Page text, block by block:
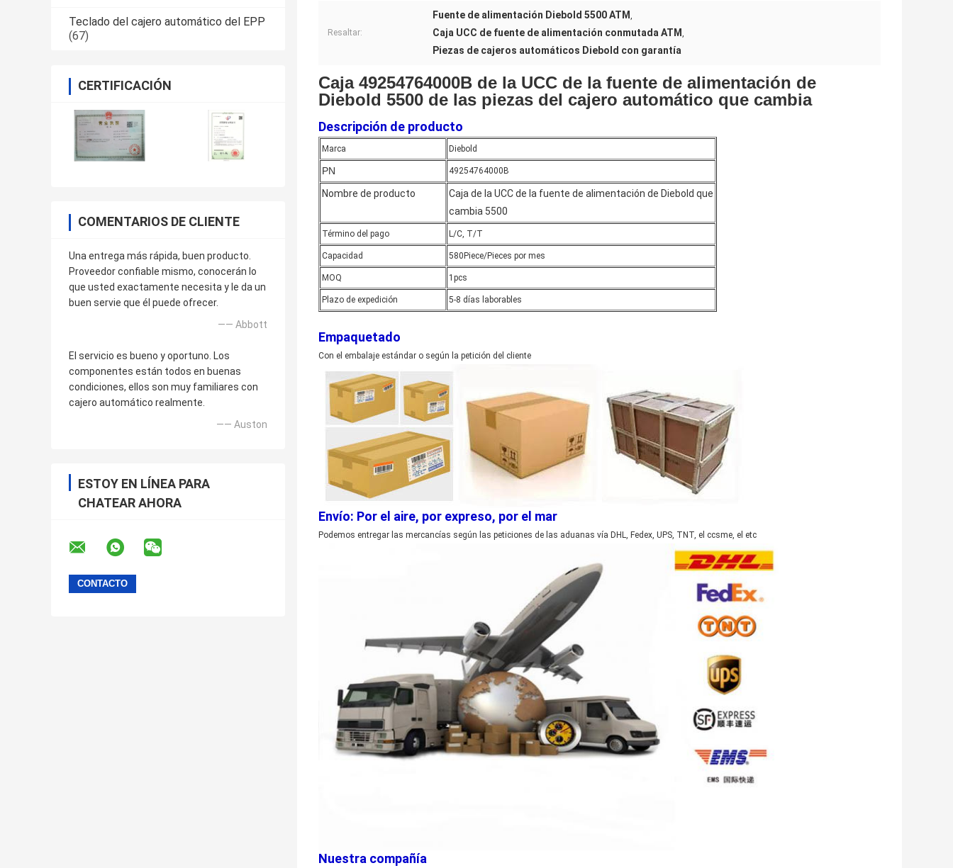
Teclado del cajero automático del EPP
(67)
CERTIFICACIÓN
COMENTARIOS DE CLIENTE
Una entrega más rápida, buen producto.
Proveedor confiable mismo, conocerán lo
que usted exactamente necesita y le da un
buen servie que él puede ofrecer.
—— Abbott
El servicio es bueno y oportuno. Los
componentes están todos en buenas
condiciones, ellos son muy familiares con
cajero automático realmente.
—— Auston
ESTOY EN LÍNEA PARA
CHATEAR AHORA
Resaltar:
Fuente de alimentación Diebold 5500 ATM
Caja UCC de fuente de alimentación conmutada ATM
Piezas de cajeros automáticos Diebold con garantía
Caja 49254764000B de la UCC de la fuente de alimentación de
Diebold 5500 de las piezas del cajero automático que cambia
Descripción de producto
Marca Diebold
PN 49254764000B
Nombre de producto
Caja de la UCC de la fuente de alimentación de Diebold que
cambia 5500
Término del pago L/C, T/T
Capacidad 580Piece/Pieces por mes
MOQ 1pcs
Plazo de expedición 5-8 días laborables
Empaquetado
Con el embalaje estándar o según la petición del cliente
Envío: Por el aire, por expreso, por el mar
Podemos entregar las mercancías según las peticiones de las aduanas vía DHL, Fedex, UPS, TNT, el ccsme, el etc
Nuestra compañía